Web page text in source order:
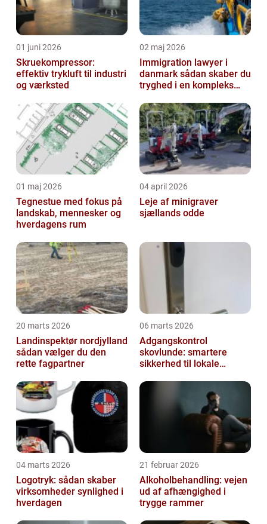
01 juni 2026
Skruekompressor:
effektiv trykluft til industri
og værksted
02 maj 2026
Immigration lawyer i
danmark sådan skaber du
tryghed i en kompleks
01 maj 2026
Tegnestue med fokus på
landskab, mennesker og
hverdagens rum
04 april 2026
Leje af minigraver
sjællands odde
20 marts 2026
Landinspektør nordjylland
sådan vælger du den
rette fagpartner
06 marts 2026
Adgangskontrol
skovlunde: smartere
sikkerhed til lokale
04 marts 2026
Logotryk: sådan skaber
virksomheder synlighed i
hverdagen
21 februar 2026
Alkoholbehandling: vejen
ud af afhængighed i
trygge rammer